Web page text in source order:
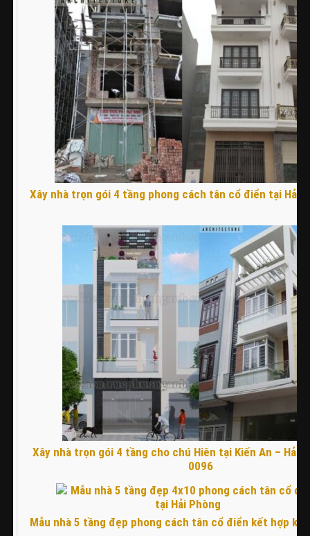
Xây nhà trọn gói 4 tầng phong cách tân cổ điển tại Hải
Xây nhà trọn gói 4 tầng cho chú Hiên tại Kiến An – Hải
0096
Mẫu nhà 5 tầng đẹp phong cách tân cổ điển kết hợp